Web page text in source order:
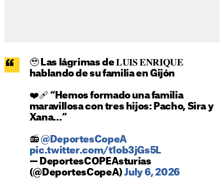
🥹 Las lágrimas de 𝐋𝐔𝐈𝐒 𝐄𝐍𝐑𝐈𝐐𝐔𝐄
hablando de su familia en Gijón
❤️‍🩹 “Hemos formado una familia
maravillosa con tres hijos: Pacho, Sira y
Xana…”
📻 @DeportesCopeA
pic.twitter.com/t1ob3jGs5L
— DeportesCOPEAsturias
(@DeportesCopeA)July 6, 2026